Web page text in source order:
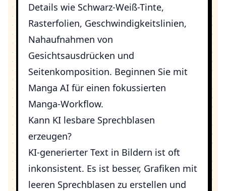
Details wie Schwarz-Weiß-Tinte,
Rasterfolien, Geschwindigkeitslinien,
Nahaufnahmen von
Gesichtsausdrücken und
Seitenkomposition. Beginnen Sie mit
Manga AI für einen fokussierten
Manga-Workflow.
Kann KI lesbare Sprechblasen
erzeugen?
KI-generierter Text in Bildern ist oft
inkonsistent. Es ist besser, Grafiken mit
leeren Sprechblasen zu erstellen und